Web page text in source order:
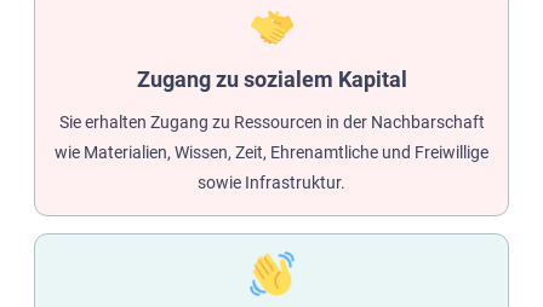
Zugang zu sozialem Kapital
Sie erhalten Zugang zu Ressourcen in der Nachbarschaft
wie Materialien, Wissen, Zeit, Ehrenamtliche und Freiwillige
sowie Infrastruktur.